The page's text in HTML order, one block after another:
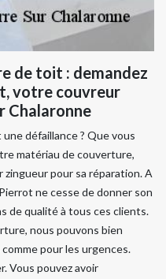
de toit : demandez
votre couvreur
Chalaronne
défaillance ? Que vous
matériau de couverture,
zingueur pour sa réparation. A
ne cesse de donner son
de qualité à tous ces clients.
nous pouvons bien
pour les urgences.
Vous pouvez avoir